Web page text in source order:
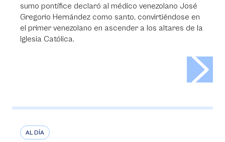
sumo pontífice declaró al médico venezolano José
Gregorio Hernández como santo, convirtiéndose en
el primer venezolano en ascender a los altares de la
Iglesia Católica.
AL DÍA